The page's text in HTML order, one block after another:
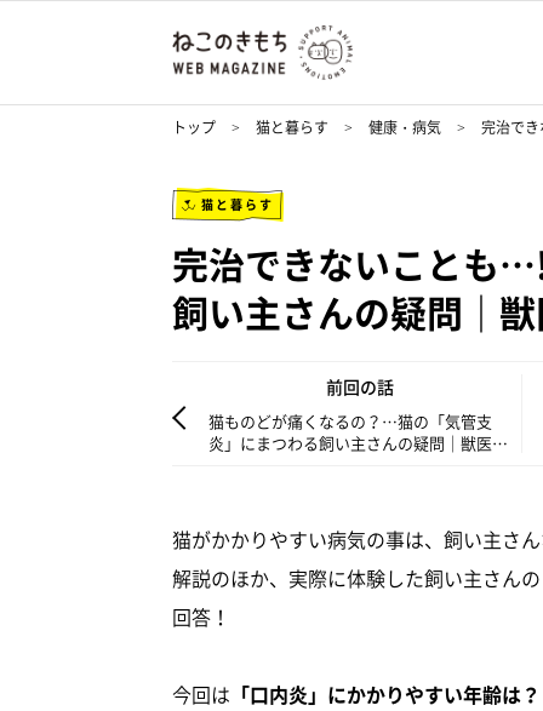
トップ 猫と暮らす 健康・病気 完治で
猫と暮らす
完治できないことも
飼い主さんの疑問｜
前回の話
猫ものどが痛くなるの？…猫の「気管支
炎」にまつわる飼い主さんの疑問｜獣医師
猫がかかりやすい病気の事は、飼い主さ
解説のほか、実際に体験した飼い主さん
回答！
今回は 「口内炎」にかかりやすい年齢